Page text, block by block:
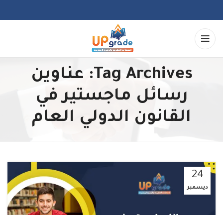
Tag Archives: عناوين
رسائل ماجستير في
القانون الدولي العام
24
ديسمبر